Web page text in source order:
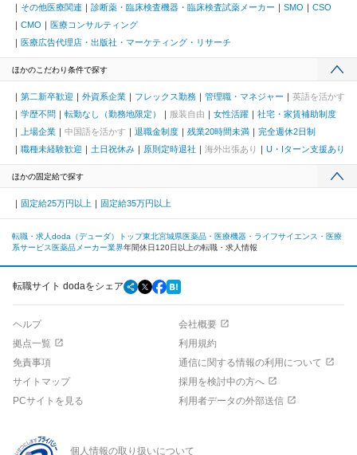
その他医療関連
診断薬・臨床検査機器・臨床検査試薬メーカー SMO
CSO
CMO
医療コンサルティング
医療広告代理店・出版社・マーケティング・リサーチ
ほかのこだわり条件で探す
第二新卒歓迎 外資系企業 フレックス勤務 管理職・マネジャー
英語を活かす
学歴不問
転勤なし（勤務地限定） 服装自由 女性活躍
社宅・家賃補助制度
上場企業
中国語を活かす 退職金制度 残業20時間未満
完全週休2日制
職種未経験歓迎
土日祝休み 原則定時退社 海外出張あり U・Iターン支援あり
ほかの固定給で探す
固定給25万円以上 固定給35万円以上
転職・求人doda（デューダ）トップ東北宮城県医薬品・医療機器・ライフサイエンス・医療
系サービス 医薬品メーカー業界年間休日120日以上の転職・求人情報
転職サイト dodaをシェア
ヘルプ
会社概要
拠点一覧
利用規約
免責事項
通信に関する情報の利用について
サイトマップ
採用を検討中の方へ
PCサイトを見る
利用者データの外部送信
個人情報の取り扱いについて